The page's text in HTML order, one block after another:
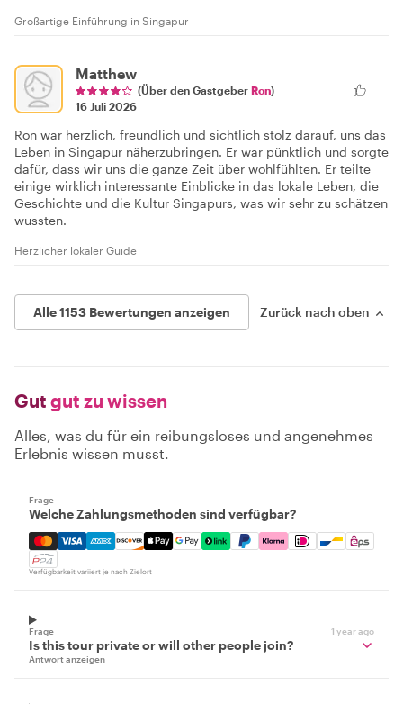
Großartige Einführung in Singapur
Matthew
(Über den Gastgeber Ron)
16 Juli 2026
Ron war herzlich, freundlich und sichtlich stolz darauf, uns das
Leben in Singapur näherzubringen. Er war pünktlich und sorgte
dafür, dass wir uns die ganze Zeit über wohlfühlten. Er teilte
einige wirklich interessante Einblicke in das lokale Leben, die
Geschichte und die Kultur Singapurs, was wir sehr zu schätzen
wussten.
Herzlicher lokaler Guide
Alle 1153 Bewertungen anzeigen Zurück nach oben
Gut gut zu wissen
Alles, was du für ein reibungsloses und angenehmes
Erlebnis wissen musst.
Frage
Welche Zahlungsmethoden sind verfügbar?
Mastercard, Visa, Amex, Discover, Apple Pay, Google
Verfügbarkeit variiert je nach Zielort
Frage 1 year ago
Is this tour private or will other people join?
Antwort anzeigen